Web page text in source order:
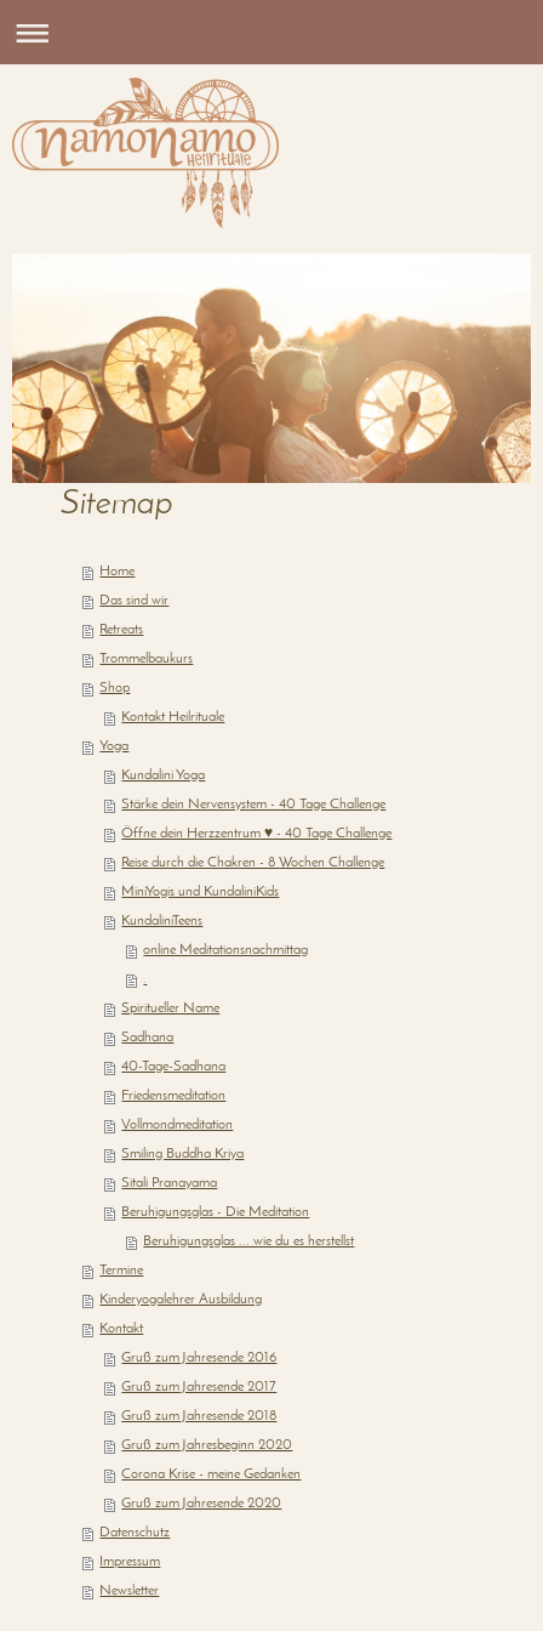
Sitemap
Home
Das sind wir
Retreats
Trommelbaukurs
Shop
Kontakt Heilrituale
Yoga
Kundalini Yoga
Stärke dein Nervensystem - 40 Tage Challenge
Öffne dein Herzzentrum ♥ - 40 Tage Challenge
Reise durch die Chakren - 8 Wochen Challenge
MiniYogis und KundaliniKids
KundaliniTeens
online Meditationsnachmittag
.
Spiritueller Name
Sadhana
40-Tage-Sadhana
Friedensmeditation
Vollmondmeditation
Smiling Buddha Kriya
Sitali Pranayama
Beruhigungsglas - Die Meditation
Beruhigungsglas ... wie du es herstellst
Termine
Kinderyogalehrer Ausbildung
Kontakt
Gruß zum Jahresende 2016
Gruß zum Jahresende 2017
Gruß zum Jahresende 2018
Gruß zum Jahresbeginn 2020
Corona Krise - meine Gedanken
Gruß zum Jahresende 2020
Datenschutz
Impressum
Newsletter